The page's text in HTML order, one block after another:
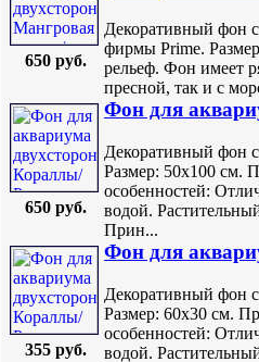
650 руб.
Декоративный фон
фирмы Prime.
рельеф. Фон имеет
пресной, так и с
650 руб.
Фон для
Декоративный фон
Размер: 50х100 см.
особенностей:
водой.
Прин...
355 руб.
Фон для
Декоративный фон
Размер: 60х30 см.
особенностей:
водой.